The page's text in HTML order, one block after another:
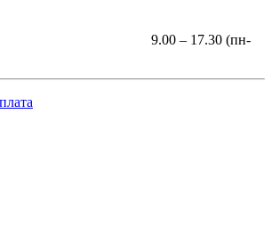
9.00 – 17.30 (пн-